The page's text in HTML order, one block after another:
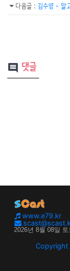
다음글 : 김수영 - 알
comment 댓글
www.e79.kr
Copyright